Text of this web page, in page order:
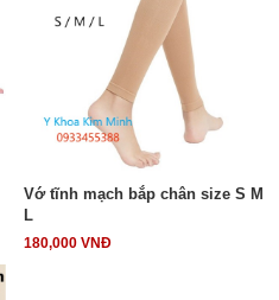
Vớ tĩnh mạch bắp chân size S M
L
180,000 VNĐ